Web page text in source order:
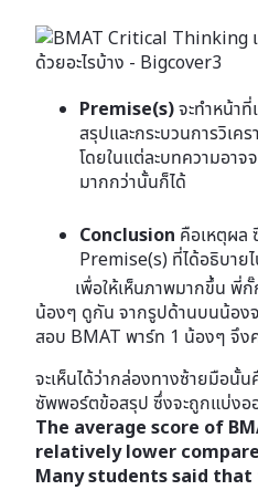
Premise(s)จะทำหน้า
สรุปและกระบวนการวิเค
โดยในแต่ละบทความอา
มากกว่านั้นก็ได้
Conclusion คือเหตุผล
Premise(s) ที่ได้อธิบาย
เพื่อให้เห็นภาพมากขึ้น พี่กั๊ก
น้องๆ ดูกัน จากรูปด้านบนน้องจ
สอบ BMAT พาร์ท 1 น้องๆ จึ
จะเห็นได้ว่ากล่องทางซ้ายมือนั้น
ซัพพอร์ตข้อสรุป ซึ่งจะถูกแบ่ง
The average score of
relatively lower
Many students said